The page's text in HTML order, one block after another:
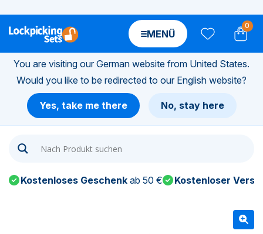
0
MENÜ
You are visiting our German website from United States.
Would you like to be redirected to our English website?
Yes, take me there No, stay here
Kostenloses Geschenk ab 50 € Kostenloser